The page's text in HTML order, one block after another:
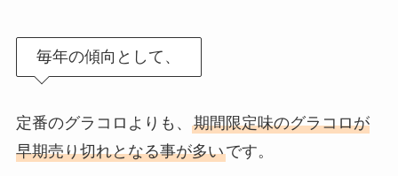
毎年の傾向として、
定番のグラコロよりも、 期間限定味のグラコロが
早期売り切れとなる事が多いです。